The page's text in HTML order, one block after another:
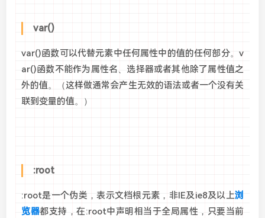
var()
var()函数可以代替元素中任何属性中的值的任何部分。v
ar()函数不能作为属性名、选择器或者其他除了属性值之
外的值。（这样做通常会产生无效的语法或者一个没有关
联到变量的值。）
:root
:root是一个伪类，表示文档根元素，非IE及ie8及以上浏
览器都支持，在:root中声明相当于全局属性，只要当前